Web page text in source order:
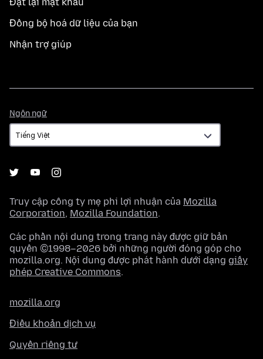
Đặt lại mật khẩu
Đồng bộ hoá dữ liệu của bạn
Nhận trợ giúp
Ngôn ngữ
ngữ
Truy cập công ty mẹ phi lợi nhuận của Mozilla
Corporation, Mozilla Foundation.
Các phần nội dung trong trang này được giữ bản
quyền ©1998–2026 bởi những người đóng góp cho
mozilla.org. Nội dung được phát hành dưới dạng giấy
phép Creative Commons.
mozilla.org
Điều khoản dịch vụ
Quyền riêng tư